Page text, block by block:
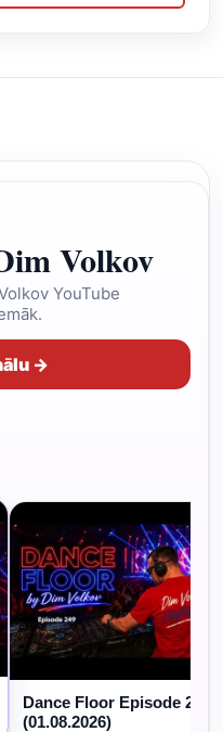
Volkov
YouTube
→
Dance Floor Episode 249
(01.08.2026)